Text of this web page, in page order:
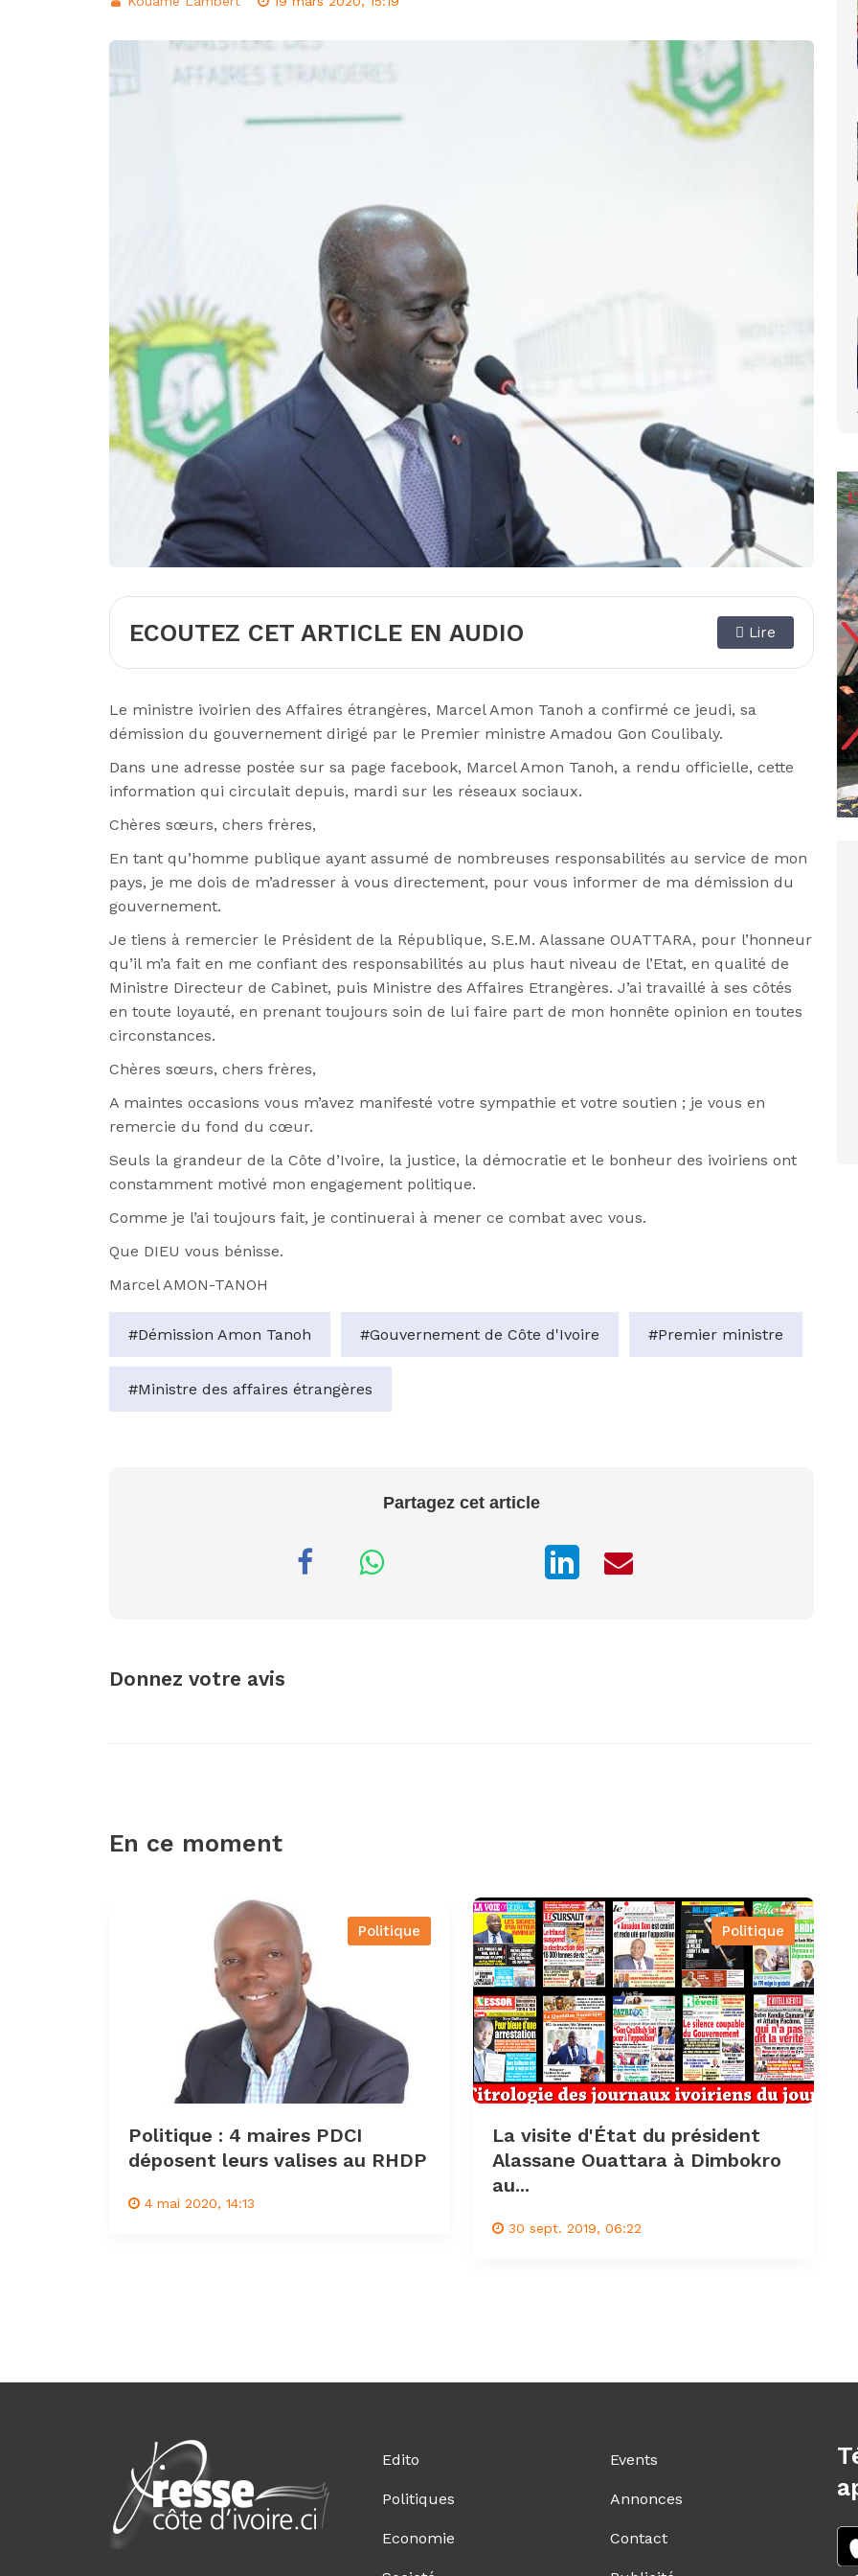
d’intégration économique(AIP)
Classement FIFA: La Côte d'Ivoire occupe le 6ème rang africain et la 31e place
ECOUTEZ CET ARTICLE EN AUDIO Lire
Le ministre ivoirien des Affaires étrangères, Marcel Amon Tanoh a confirmé ce jeudi, sa
démission du gouvernement dirigé par le Premier ministre Amadou Gon Coulibaly.
Dans une adresse postée sur sa page facebook, Marcel Amon Tanoh, a rendu officielle, cette
information qui circulait depuis, mardi sur les réseaux sociaux.
Chères sœurs, chers frères,
En tant qu’homme publique ayant assumé de nombreuses responsabilités au service de mon
pays, je me dois de m’adresser à vous directement, pour vous informer de ma démission du
gouvernement.
Je tiens à remercier le Président de la République, S.E.M. Alassane OUATTARA, pour l’honneur
qu’il m’a fait en me confiant des responsabilités au plus haut niveau de l’Etat, en qualité de
Ministre Directeur de Cabinet, puis Ministre des Affaires Etrangères. J’ai travaillé à ses côtés
en toute loyauté, en prenant toujours soin de lui faire part de mon honnête opinion en toutes
circonstances.
Chères sœurs, chers frères,
A maintes occasions vous m’avez manifesté votre sympathie et votre soutien ; je vous en
remercie du fond du cœur.
Seuls la grandeur de la Côte d’Ivoire, la justice, la démocratie et le bonheur des ivoiriens ont
constamment motivé mon engagement politique.
Comme je l’ai toujours fait, je continuerai à mener ce combat avec vous.
Que DIEU vous bénisse.
Marcel AMON-TANOH
#Démission Amon Tanoh #Gouvernement de Côte d'Ivoire #Premier ministre
#Ministre des affaires étrangères
Partagez cet article
Donnez votre avis
En ce moment
Politique
Politique : 4 maires PDCI
déposent leurs valises au RHDP
4 mai 2020, 14:13
Politique
La visite d'État du président
Alassane Ouattara à Dimbokro
au...
30 sept. 2019, 06:22
Edito
Politiques
Economie
Events
Annonces
Contact